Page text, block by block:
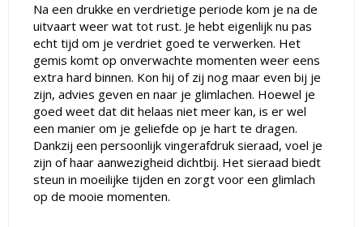
Na een drukke en verdrietige periode kom je na de
uitvaart weer wat tot rust. Je hebt eigenlijk nu pas
echt tijd om je verdriet goed te verwerken. Het
gemis komt op onverwachte momenten weer eens
extra hard binnen. Kon hij of zij nog maar even bij je
zijn, advies geven en naar je glimlachen. Hoewel je
goed weet dat dit helaas niet meer kan, is er wel
een manier om je geliefde op je hart te dragen.
Dankzij een persoonlijk vingerafdruk sieraad, voel je
zijn of haar aanwezigheid dichtbij. Het sieraad biedt
steun in moeilijke tijden en zorgt voor een glimlach
op de mooie momenten.